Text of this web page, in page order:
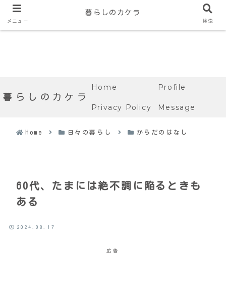
暮らしのカケラ
Home Profile
Privacy Policy Message
Home 日々の暮らし からだのはなし
60代、たまには絶不調に陥るときも
ある
2024.08.17
広告
メニュー
暮らしのカケラ
検索